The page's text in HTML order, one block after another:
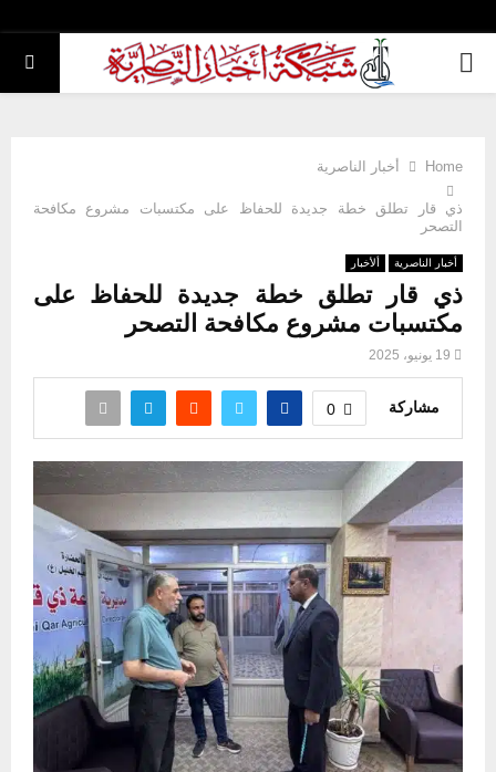
PRIMARY
Home أخبار الناصرية
ذي قار تطلق خطة جديدة للحفاظ على مكتسبات مشروع مكافحة
التصحر
أخبار الناصرية ألأخبار
ذي قار تطلق خطة جديدة للحفاظ على
مكتسبات مشروع مكافحة التصحر
19 يونيو، 2025
مشاركة 0